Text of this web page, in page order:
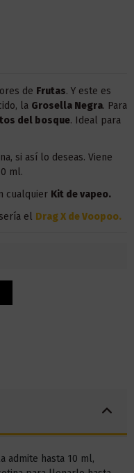
de Frutas. Y este es
la Grosella Negra. Para
del bosque. Ideal para
si así lo deseas. Viene
ml.
cualquier Kit de vapeo.
el Drag X de Voopoo.
admite hasta 10 ml,